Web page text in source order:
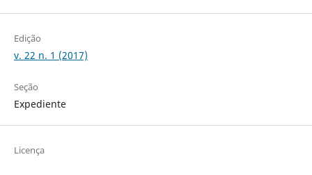
Edição
v. 22 n. 1 (2017)
Seção
Expediente
Licença